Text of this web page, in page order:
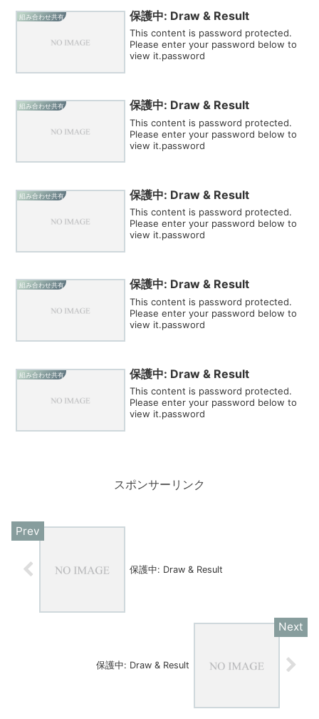
組み合わせ共有 保護中: Draw & Result
This content is password protected.
Please enter your password below to
view it.password
組み合わせ共有 保護中: Draw & Result
This content is password protected.
Please enter your password below to
view it.password
組み合わせ共有 保護中: Draw & Result
This content is password protected.
Please enter your password below to
view it.password
組み合わせ共有 保護中: Draw & Result
This content is password protected.
Please enter your password below to
view it.password
組み合わせ共有 保護中: Draw & Result
This content is password protected.
Please enter your password below to
view it.password
スポンサーリンク
保護中: Draw & Result
保護中: Draw & Result